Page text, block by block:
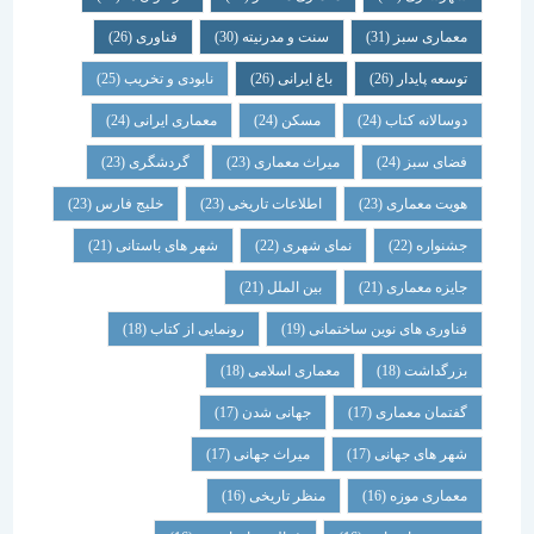
معماری سبز(31) سنت و مدرنیته(30) فناوری (26)
توسعه پایدار(26) باغ ایرانی(26) نابودی و تخریب(25)
دوسالانه کتاب(24) مسکن (24) معماری ایرانی(24)
فضای سبز(24) میراث معماری (23) گردشگری (23)
هویت معماری (23) اطلاعات تاریخی(23) خلیج فارس(23)
جشنواره(22) نمای شهری(22) شهر های باستانی (21)
جایزه معماری (21) بین الملل(21)
فناوری های نوین ساختمانی(19) رونمایی از کتاب (18)
بزرگداشت (18) معماری اسلامی(18)
گفتمان معماری (17) جهانی شدن(17)
شهر های جهانی(17) میراث جهانی(17)
معماری موزه(16) منظر تاریخی (16)